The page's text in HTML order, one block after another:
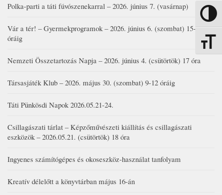
Nagy
Polka-parti a táti fúvószenekarral – 2026. június 7. (vasárnap)
Vár a tér! – Gyermekprogramok – 2026. június 6. (szombat) 15-19
óráig
Nemzeti Összetartozás Napja – 2026. június 4. (csütörtök) 17 óra
Társasjáték Klub – 2026. május 30. (szombat) 9-12 óráig
Táti Pünkösdi Napok 2026.05.21-24.
Csillagászati tárlat – Képzőművészeti kiállítás és csillagászati
eszközök – 2026.05.21. (csütörtök) 18 óra
Ingyenes számítógépes és okoseszköz-használat tanfolyam
Kreatív délelőtt a könyvtárban május 16-án